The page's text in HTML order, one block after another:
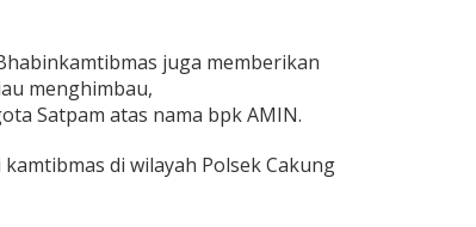
juga memberikan
menghimbau,
Satpam atas nama bpk AMIN.
di wilayah Polsek Cakung